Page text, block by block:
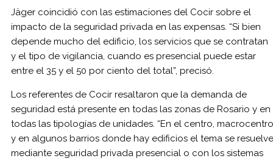
Jäger coincidió con las estimaciones del Cocir sobre el
impacto de la seguridad privada en las expensas. “Si bien
depende mucho del edificio, los servicios que se contratan
y el tipo de vigilancia, cuando es presencial puede estar
entre el 35 y el 50 por ciento del total”, precisó.
Los referentes de Cocir resaltaron que la demanda de
seguridad está presente en todas las zonas de Rosario y en
todas las tipologías de unidades. “En el centro, macrocentro
y en algunos barrios donde hay edificios el tema se resuelve
mediante seguridad privada presencial o con los sistemas